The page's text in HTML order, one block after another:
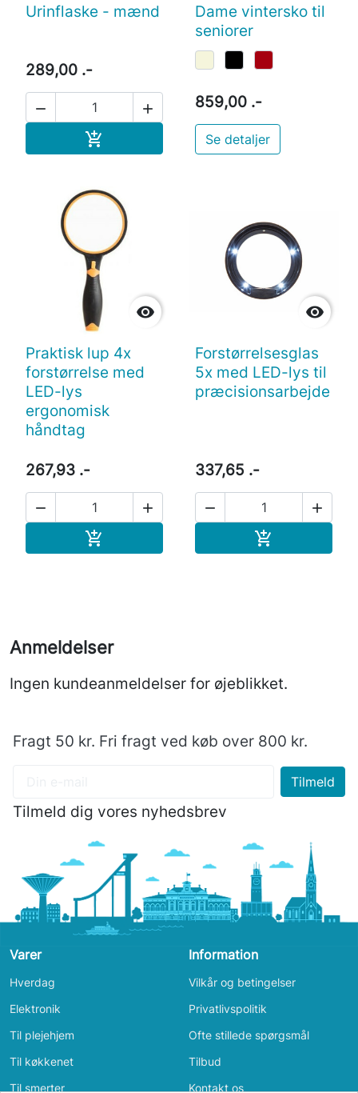
Urinflaske - mænd
289,00 .-
 
 Læg i indkøbskurv
Dame vintersko til
seniorer
859,00 .-
Se detaljer

Praktisk lup 4x
forstørrelse med
LED-lys
ergonomisk
håndtag
267,93 .-
 


Forstørrelsesglas
5x med LED-lys til
præcisionsarbejde
337,65 .-
 

Anmeldelser
Ingen kundeanmeldelser for øjeblikket.
Fragt 50 kr. Fri fragt ved køb over 800 kr.
Tilmeld dig vores nyhedsbrev
Varer
Hverdag
Elektronik
Til plejehjem
Til køkkenet
Til smerter
Information
Vilkår og betingelser
Privatlivspolitik
Ofte stillede spørgsmål
Tilbud
Kontakt os